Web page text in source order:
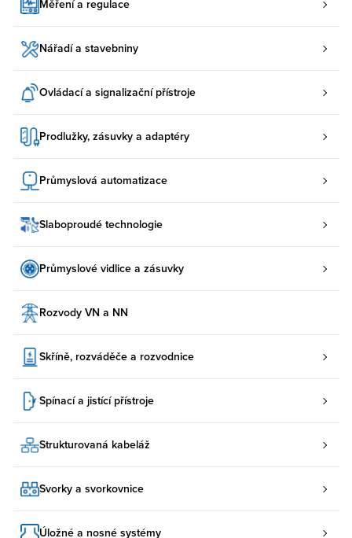
Měření a regulace
Nářadí a stavebniny
Ovládací a signalizační přístroje
Prodlužky, zásuvky a adaptéry
Průmyslová automatizace
Slaboproudé technologie
Průmyslové vidlice a zásuvky
Rozvody VN a NN
Skříně, rozváděče a rozvodnice
Spínací a jistící přístroje
Strukturovaná kabeláž
Svorky a svorkovnice
Úložné a nosné systémy